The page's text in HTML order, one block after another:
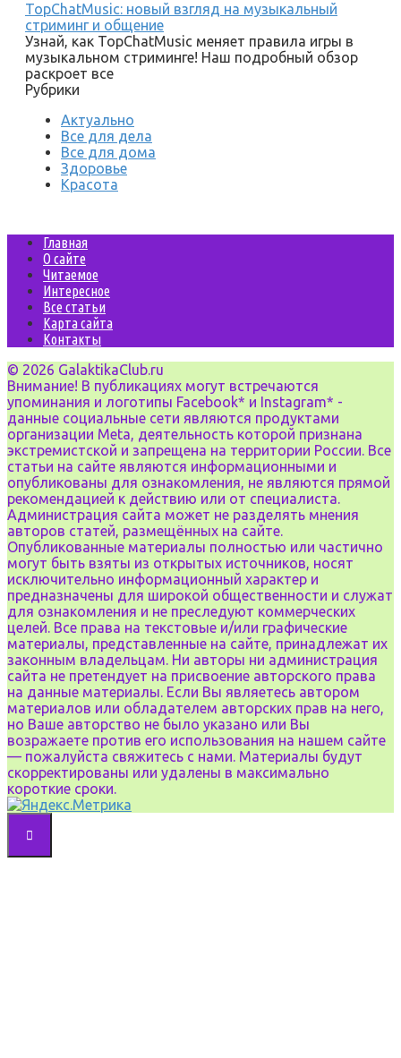
TopChatMusic: новый взгляд на музыкальный
стриминг и общение
Узнай, как TopChatMusic меняет правила игры в
музыкальном стриминге! Наш подробный обзор
раскроет все
Рубрики
Актуально
Все для дела
Все для дома
Здоровье
Красота
Главная
О сайте
Читаемое
Интересное
Все статьи
Карта сайта
Контакты
© 2026 GalaktikaClub.ru
Внимание! В публикациях могут встречаются
упоминания и логотипы Facebook* и Instagram* -
данные социальные сети являются продуктами
организации Meta, деятельность которой признана
экстремистской и запрещена на территории России. Все
статьи на сайте являются информационными и
опубликованы для ознакомления, не являются прямой
рекомендацией к действию или от специалиста.
Администрация сайта может не разделять мнения
авторов статей, размещённых на сайте.
Опубликованные материалы полностью или частично
могут быть взяты из открытых источников, носят
исключительно информационный характер и
предназначены для широкой общественности и служат
для ознакомления и не преследуют коммерческих
целей. Все права на текстовые и/или графические
материалы, представленные на сайте, принадлежат их
законным владельцам. Ни авторы ни администрация
сайта не претендует на присвоение авторского права
на данные материалы. Если Вы являетесь автором
материалов или обладателем авторских прав на него,
но Ваше авторство не было указано или Вы
возражаете против его использования на нашем сайте
— пожалуйста свяжитесь с нами. Материалы будут
скорректированы или удалены в максимально
короткие сроки.